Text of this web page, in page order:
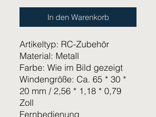
In den Warenkorb
Artikeltyp: RC-Zubehör
Material: Metall
Farbe: Wie im Bild gezeigt
Windengröße: Ca. 65 * 30 *
20 mm / 2,56 * 1,18 * 0,79
Zoll
Fernbedienung